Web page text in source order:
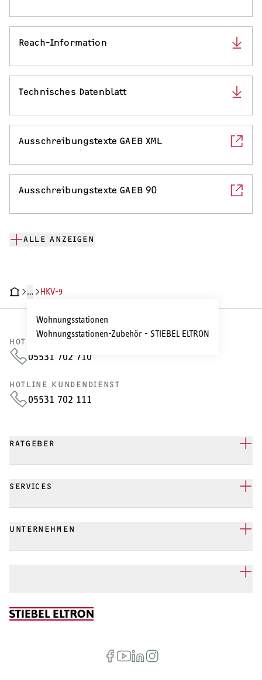
Reach-Information
Technisches Datenblatt
Ausschreibungstexte GAEB XML
Ausschreibungstexte GAEB 90
ALLE ANZEIGEN
DATEN
…
Wohnungsstationen
Wohnungsstationen-Zubehör - STIEBEL ELTRON
HKV-9
HOTLINE VERTRIEB
05531 702 710
HOTLINE KUNDENDIENST
05531 702 111
RATGEBER
SERVICES
UNTERNEHMEN